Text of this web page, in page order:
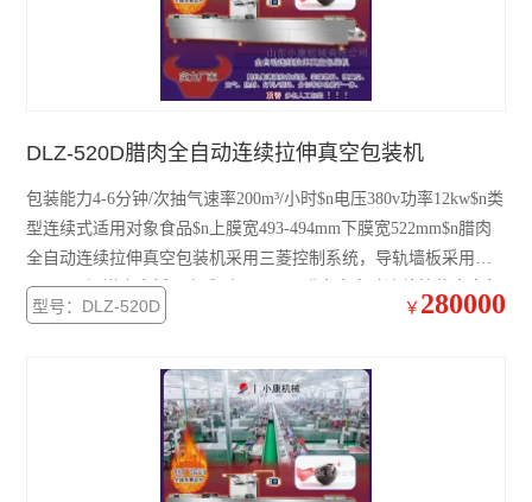
DLZ-520D腊肉全自动连续拉伸真空包装机
包装能力4-6分钟/次抽气速率200m³/小时$n电压380v功率12kw$n类
型连续式适用对象食品$n上膜宽493-494mm下膜宽522mm$n腊肉
全自动连续拉伸真空包装机采用三菱控制系统，导轨墙板采用
20mm厚铝镁合金板一次成型。$n$n$n腊肉全自动连续拉伸真空包
装机通过ISO国际质量体系认证和CE认证。公司专门设计制造替
型号：DLZ-520D ￥ 280000